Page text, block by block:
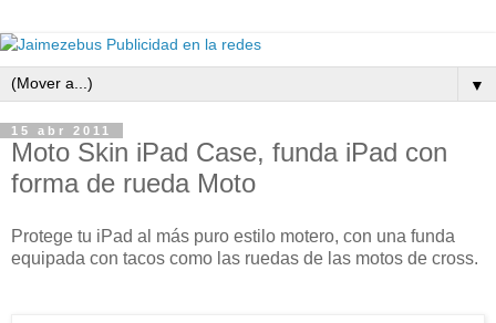
▼
15 abr 2011
Moto Skin iPad Case, funda iPad con
forma de rueda Moto
Protege tu iPad al más puro estilo motero, con una funda
equipada con tacos como las ruedas de las motos de cross.